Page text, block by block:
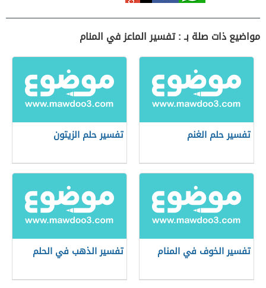
مواضيع ذات صلة بـ : تفسير الماعز في المنام
تفسير حلم الغنم تفسير حلم الزيتون
تفسير الخوف في المنام تفسير الذهب في الحلم